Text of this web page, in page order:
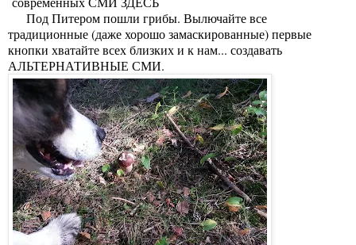
Под Питером пошли грибы. Вылючайте все
традиционные (даже хорошо замаскированные) первые
кнопки хватайте всех близких и к нам... создавать
АЛЬТЕРНАТИВНЫЕ СМИ.